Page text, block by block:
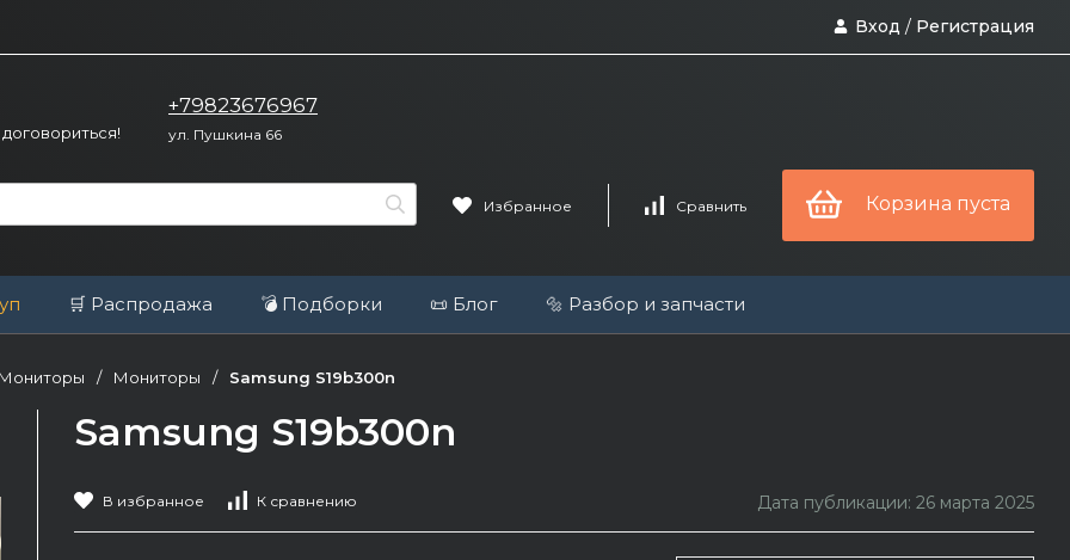
Вход / Регистрация
+79823676967
ул. Пушкина 66
Избранное Сравнить Корзина пуста
🛒 Распродажа 💣 Подборки 📜 Блог 🔩 Разбор и запчасти
/ Мониторы / Samsung S19b300n
Samsung S19b300n
В избранное К сравнению Дата публикации: 26 марта 2025